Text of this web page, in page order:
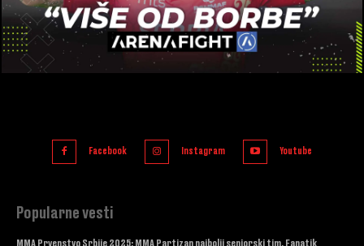
Facebook Instagram Youtube
Popularne vesti
MMA Prvenstvo Srbije 2025: MMA Partizan najbolji seniorski tim, Fanatik